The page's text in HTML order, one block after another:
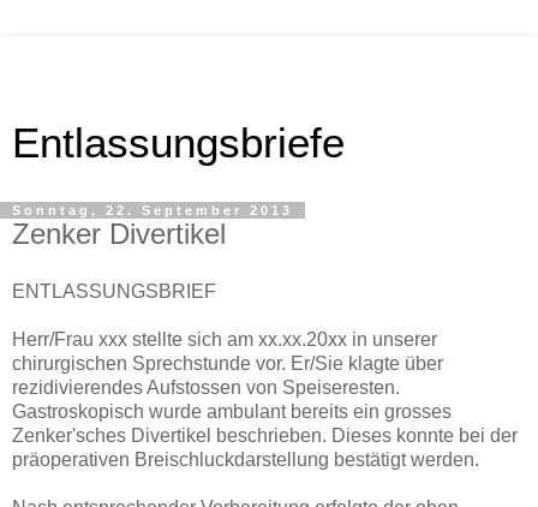
Entlassungsbriefe
Sonntag, 22. September 2013
Zenker Divertikel
ENTLASSUNGSBRIEF
Herr/Frau xxx stellte sich am xx.xx.20xx in unserer
chirurgischen Sprechstunde vor. Er/Sie klagte über
rezidivierendes Aufstossen von Speiseresten.
Gastroskopisch wurde ambulant bereits ein grosses
Zenker'sches Divertikel beschrieben. Dieses konnte bei der
präoperativen Breischluckdarstellung bestätigt werden.